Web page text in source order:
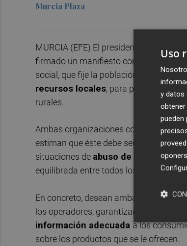
Murcia Plaza
MURCIA (EFE) El presidente de COAG,
firmado un manifiesto conjunto
social, que fije la población en el
recursos locales, para producir
rurales.
Ambas organizaciones consideran
estiman que éste debe ser rentable y
situaciones de abuso de posición
equilibrada entre todos los operadores.
En concreto, desean ambas
los operadores, garantizando la
información adecuada a los
sobre los productos que se le ofrecen.
Uso
y datos
pueden